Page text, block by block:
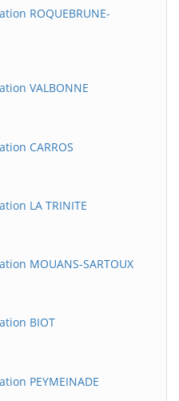
ROQUEBRUNE-
VALBONNE
CARROS
LA TRINITE
MOUANS-SARTOUX
BIOT
PEYMEINADE